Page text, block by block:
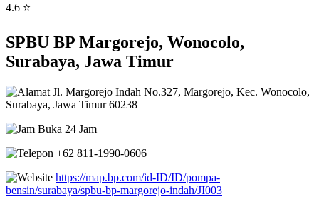
4.6 ⭐
SPBU BP Margorejo, Wonocolo,
Surabaya, Jawa Timur
Jl. Margorejo Indah No.327, Margorejo, Kec. Wonocolo,
Surabaya, Jawa Timur 60238
Buka 24 Jam
+62 811-1990-0606
https://map.bp.com/id-ID/ID/pompa-
bensin/surabaya/spbu-bp-margorejo-indah/JI003